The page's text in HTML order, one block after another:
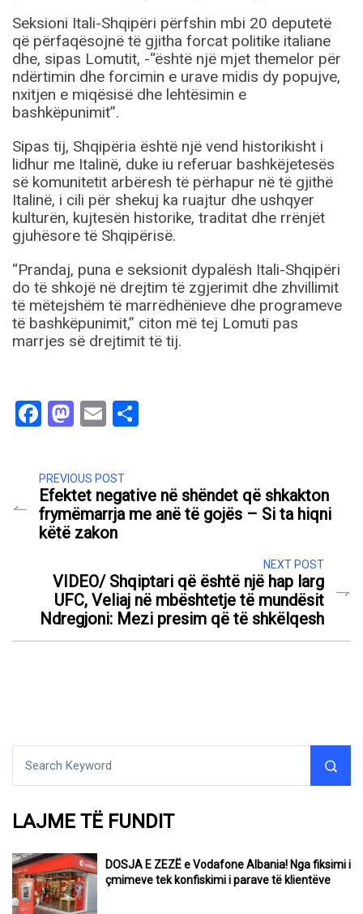
Seksioni Itali-Shqipëri përfshin mbi 20 deputetë
që përfaqësojnë të gjitha forcat politike italiane
dhe, sipas Lomutit, -“është një mjet themelor për
ndërtimin dhe forcimin e urave midis dy popujve,
nxitjen e miqësisë dhe lehtësimin e
bashkëpunimit”.
Sipas tij, Shqipëria është një vend historikisht i
lidhur me Italinë, duke iu referuar bashkëjetesës
së komunitetit arbëresh të përhapur në të gjithë
Italinë, i cili për shekuj ka ruajtur dhe ushqyer
kulturën, kujtesën historike, traditat dhe rrënjët
gjuhësore të Shqipërisë.
“Prandaj, puna e seksionit dypalësh Itali-Shqipëri
do të shkojë në drejtim të zgjerimit dhe zhvillimit
të mëtejshëm të marrëdhënieve dhe programeve
të bashkëpunimit,” citon më tej Lomuti pas
marrjes së drejtimit të tij.
Facebook
Mastodon
Email
PREVIOUS POST
Efektet negative në shëndet që shkakton
frymëmarrja me anë të gojës – Si ta hiqni
këtë zakon
NEXT POST
VIDEO/ Shqiptari që është një hap larg
UFC, Veliaj në mbështetje të mundësit
Ndregjoni: Mezi presim që të shkëlqesh
LAJME TË FUNDIT
DOSJA E ZEZË e Vodafone Albania! Nga fiksimi i
çmimeve tek konfiskimi i parave të klientëve